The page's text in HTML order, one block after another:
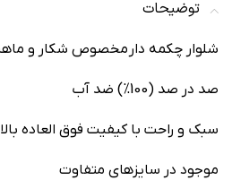
توضیحات
شلوار چکمه دار مخصوص شکار و
صد در صد (100%) ضد آب
سبک و راحت با کیفیت فوق العاده بالا
موجود در سایزهای متفاوت